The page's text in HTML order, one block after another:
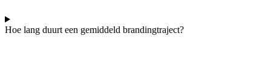
Hoe lang duurt een gemiddeld brandingtraject?